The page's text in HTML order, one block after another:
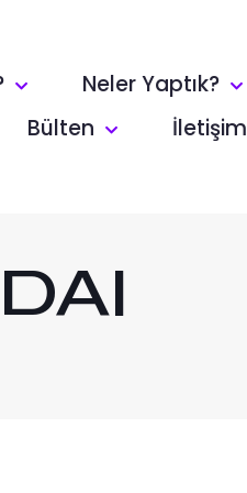
Neler Yaptık?
Bülten İletişim